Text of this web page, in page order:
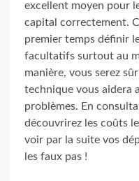
excellent moyen pour
capital correctement.
premier temps définir
facultatifs surtout au
manière, vous serez
technique vous aidera
problèmes. En
découvrirez les coûts
voir par la suite vos
les faux pas !